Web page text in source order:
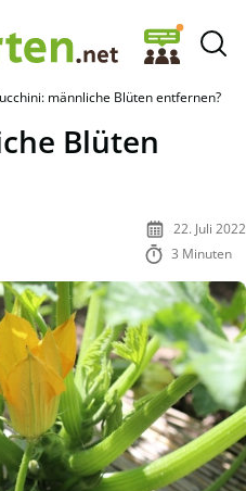
männliche Blüten entfernen?
Blüten
22. Juli 2022
3 Minuten